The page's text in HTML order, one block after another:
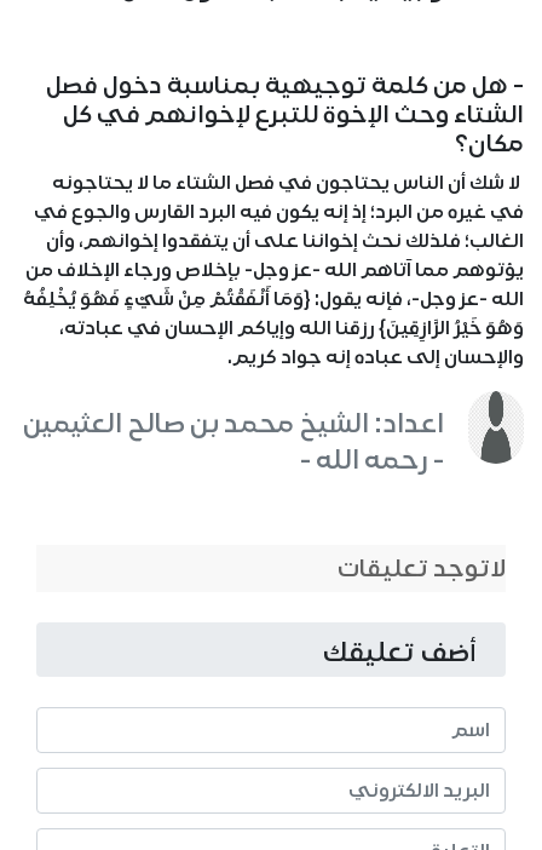
- هل من كلمة توجيهية بمناسبة دخول فصل
الشتاء وحث الإخوة للتبرع لإخوانهم في كل
مكان؟
لا شك أن الناس يحتاجون في فصل الشتاء ما لا يحتاجونه
في غيره من البرد؛ إذ إنه يكون فيه البرد القارس والجوع في
الغالب؛ فلذلك نحث إخواننا على أن يتفقدوا إخوانهم، وأن
يؤتوهم مما آتاهم الله -عز وجل- بإخلاص ورجاء الإخلاف من
الله -عز وجل-، فإنه يقول: {وَمَا أَنْفَقْتُمْ مِنْ شَيْءٍ فَهُوَ يُخْلِفُهُ
وَهُوَ خَيْرُ الرَّازِقِينَ} رزقنا الله وإياكم الإحسان في عبادته،
والإحسان إلى عباده إنه جواد كريم.
اعداد: الشيخ محمد بن صالح العثيمين
- رحمه الله -
لاتوجد تعليقات
أضف تعليقك